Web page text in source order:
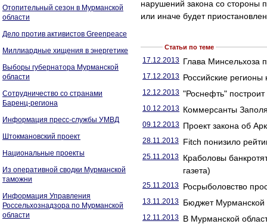
Отопительный сезон в Мурманской
области
Дело против активистов Greenpeace
Миллиардные хищения в энергетике
Выборы губернатора Мурманской
области
Сотрудничество со странами
Баренц-региона
Информация пресс-службы УМВД
Штокмановский проект
Национальные проекты
Из оперативной сводки Мурманской
таможни
Информация Управления
Россельхознадзора по Мурманской
области
нарушений закона со стороны
или иначе будет
Статьи по теме
17.12.2013 Глава Минсельхоза
17.12.2013 Российские
12.12.2013 "Роснефть"
10.12.2013 Коммерсанты
09.12.2013 Проект закона об
28.11.2013 Fitch понизило
25.11.2013 Краболовы
газета)
25.11.2013 Росрыболовство
13.11.2013 Бюджет Мурманской
12.11.2013 В Мурманской